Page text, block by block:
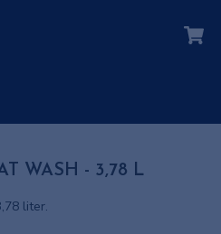
WASH - 3,78 L
liter.